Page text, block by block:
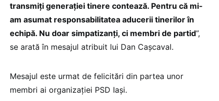
transmiți generației tinere contează. Pentru că mi-
am asumat responsabilitatea aducerii tinerilor în
echipă. Nu doar simpatizanți, ci membri de partid”,
se arată în mesajul atribuit lui Dan Cașcaval.
Mesajul este urmat de felicitări din partea unor
membri ai organizației PSD Iași.